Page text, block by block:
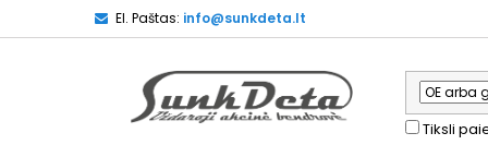
El. Paštas: info@sunkdeta.lt
Tiksli